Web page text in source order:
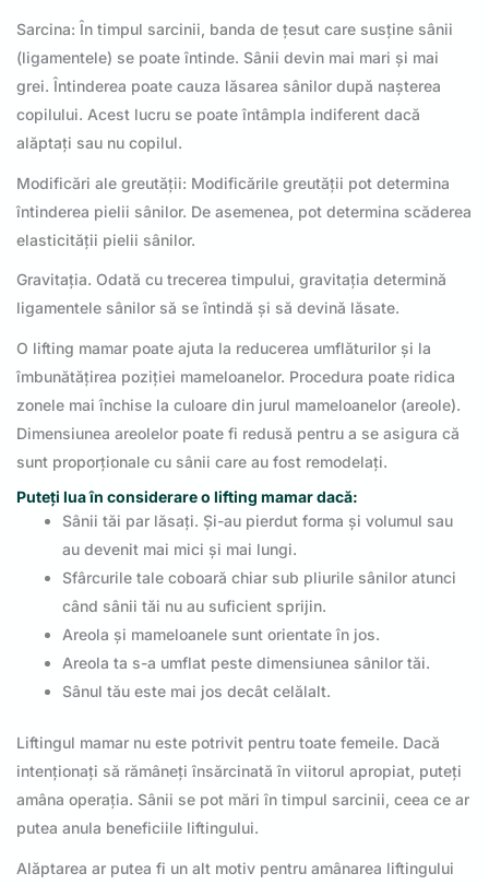
Sarcina: În timpul sarcinii, banda de țesut care susține sânii
(ligamentele) se poate întinde. Sânii devin mai mari și mai
grei. Întinderea poate cauza lăsarea sânilor după nașterea
copilului. Acest lucru se poate întâmpla indiferent dacă
alăptați sau nu copilul.
Modificări ale greutății: Modificările greutății pot determina
întinderea pielii sânilor. De asemenea, pot determina scăderea
elasticității pielii sânilor.
Gravitația. Odată cu trecerea timpului, gravitația determină
ligamentele sânilor să se întindă și să devină lăsate.
O lifting mamar poate ajuta la reducerea umflăturilor și la
îmbunătățirea poziției mameloanelor. Procedura poate ridica
zonele mai închise la culoare din jurul mameloanelor (areole).
Dimensiunea areolelor poate fi redusă pentru a se asigura că
sunt proporționale cu sânii care au fost remodelați.
Puteți lua în considerare o lifting mamar dacă:
Sânii tăi par lăsați. Și-au pierdut forma și volumul sau
au devenit mai mici și mai lungi.
Sfârcurile tale coboară chiar sub pliurile sânilor atunci
când sânii tăi nu au suficient sprijin.
Areola și mameloanele sunt orientate în jos.
Areola ta s-a umflat peste dimensiunea sânilor tăi.
Sânul tău este mai jos decât celălalt.
Liftingul mamar nu este potrivit pentru toate femeile. Dacă
intenționați să rămâneți însărcinată în viitorul apropiat, puteți
amâna operația. Sânii se pot mări în timpul sarcinii, ceea ce ar
putea anula beneficiile liftingului.
Alăptarea ar putea fi un alt motiv pentru amânarea liftingului